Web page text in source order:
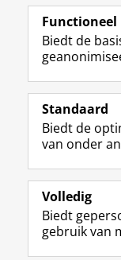
Laatst gewijzigd:
Volg
Studiekiezers
Alumni
Over ons
Functioneel
Biedt de
Standaard
Biedt de
van onder
Volledig
Biedt
gebruik van